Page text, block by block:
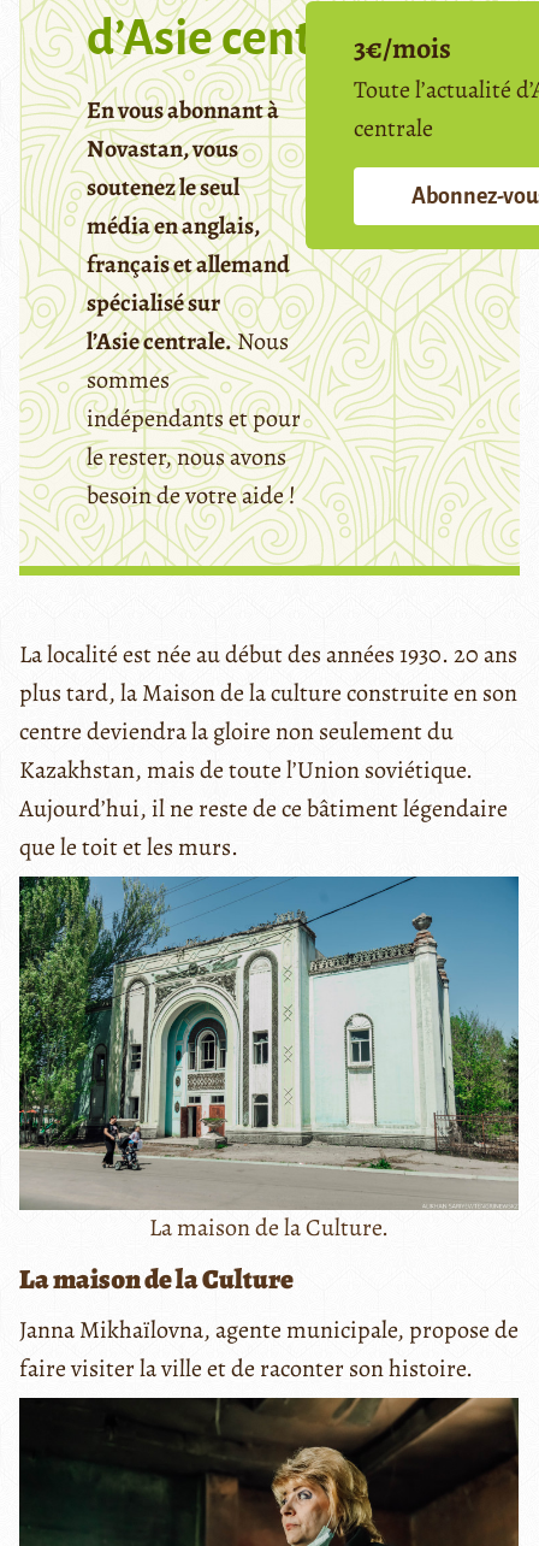
d’Asie centrale
En vous abonnant à
Novastan, vous
soutenez le seul
média en anglais,
français et allemand
spécialisé sur
l’Asie centrale.Nous
sommes
indépendants et pour
le rester, nous avons
besoin de votre aide !
3€/mois
Toute l’actualité
centrale
Abonnez-
La localité est née au début des années 1930. 20 ans
plus tard, la Maison de la culture construite en son
centre deviendra la gloire non seulement du
Kazakhstan, mais de toute l’Union soviétique.
Aujourd’hui, il ne reste de ce bâtiment légendaire
que le toit et les murs.
La maison de la Culture.
La maison de la Culture
Janna Mikhaïlovna, agente municipale, propose de
faire visiter la ville et de raconter son histoire.